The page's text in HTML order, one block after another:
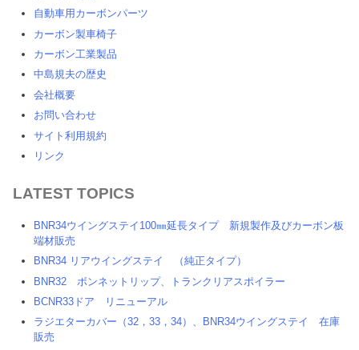
自動車用カーボンパーツ
カーボン製車椅子
カーボン工業製品
中島規夫の歴史
会社概要
お問い合わせ
サイト利用規約
リンク
LATEST TOPICS
BNR34ウイングステイ100㎜延長タイプ 新規製作及びカーボン板
端材販売
BNR34 リアウイングステイ （純正タイプ）
BNR32 ボンネットリップ、トランクリアスポイラー
BCNR33ドア リニューアル
ラジエターカバー（32，33，34）、BNR34ウイングステイ 在庫
販売